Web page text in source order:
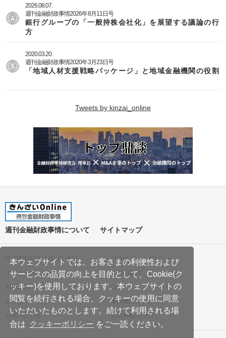
本ウェブサイトでは、お客さまの利便性および
サービスの品質の向上を目的として、Cookie(ク
ッキー)を使用しております。本ウェブサイトの
閲覧を続行される場合、クッキーの使用に同意
いただいたものとします。続けて利用される場
合は クッキーポリシー をご一読ください。
2026.08.07.
週刊金融財政事情2026年8月11日号
銀行グループの「一般持株会社化」を展望する議論の行
方
2020.03.20.
週刊金融財政事情2020年3月23日号
「地域人材支援戦略パッケージ」と地域金融機関の役割
Tweets by kinzai_online
週刊金融財政事情について サイトマップ
特定商取引法に基づく表記
プライバシーポリシー
クッキーポリシー
ご利用案内
利用規約
Q&A
会社案内
著作権について
お問い合わせ
広告掲載について